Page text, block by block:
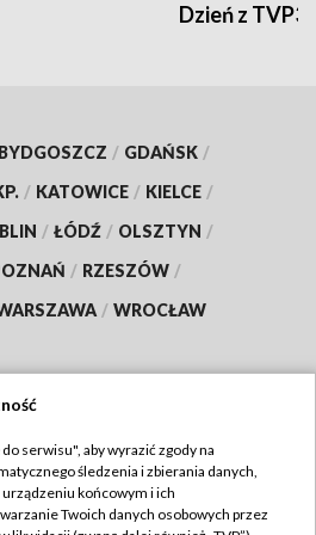
Dzień z TVP3
BYDGOSZCZ / GDAŃSK /
/ KATOWICE / KIELCE /
/ ŁÓDŹ / OLSZTYN /
/ RZESZÓW /
/ WROCŁAW
TVP
TVP
serwisu", aby wyrazić zgody na
śledzenia i zbierania danych,
końcowym i ich
Twoich danych osobowych przez